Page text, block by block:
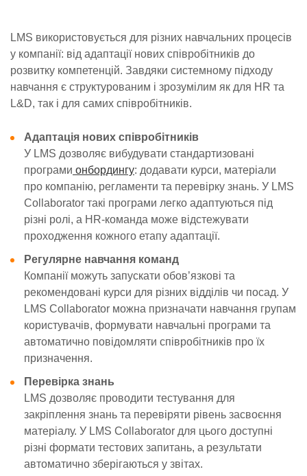
LMS використовується для різних навчальних процесів
у компанії: від адаптації нових співробітників до
розвитку компетенцій. Завдяки системному підходу
навчання є структурованим і зрозумілим як для HR та
L&D, так і для самих співробітників.
Адаптація нових співробітників
У LMS дозволяє вибудувати стандартизовані
програми онбордингу: додавати курси, матеріали
про компанію, регламенти та перевірку знань. У LMS
Collaborator такі програми легко адаптуються під
різні ролі, а HR-команда може відстежувати
проходження кожного етапу адаптації.
Регулярне навчання команд
Компанії можуть запускати обов’язкові та
рекомендовані курси для різних відділів чи посад. У
LMS Collaborator можна призначати навчання групам
користувачів, формувати навчальні програми та
автоматично повідомляти співробітників про їх
призначення.
Перевірка знань
LMS дозволяє проводити тестування для
закріплення знань та перевіряти рівень засвоєння
матеріалу. У LMS Collaborator для цього доступні
різні формати тестових запитань, а результати
автоматично зберігаються у звітах.